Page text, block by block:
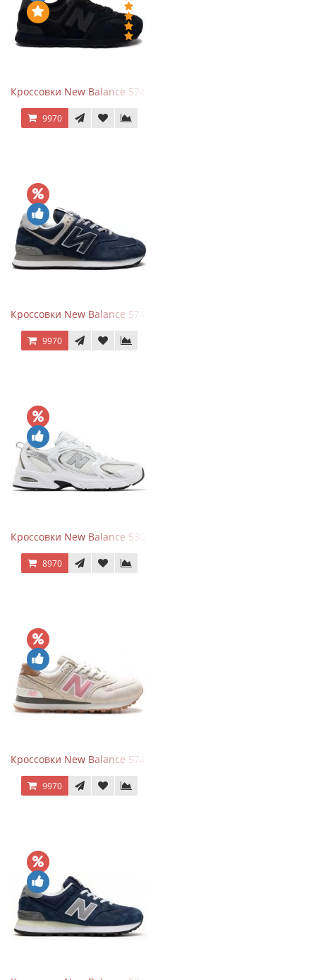
Кроссовки New Balance 574 All Black
9970
Кроссовки New Balance 574 Navy Blue Grey
9970
Кроссовки New Balance 530 White Silver Metallic
8970
Кроссовки New Balance 574 Power Beige Pink
9970